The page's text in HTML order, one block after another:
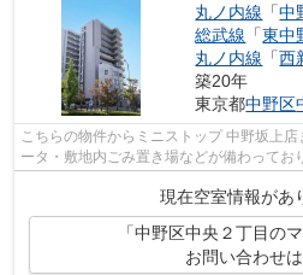
丸ノ内線 「中
総武線 「東中
丸ノ内線 「西
築20年
東京都中野区
こちらの物件からミニストップ 中野坂上
ータ・敷地内ごみ置き場などが備わってお
現在空室情報があ
「中野区中央２丁目の
お問い合わせ